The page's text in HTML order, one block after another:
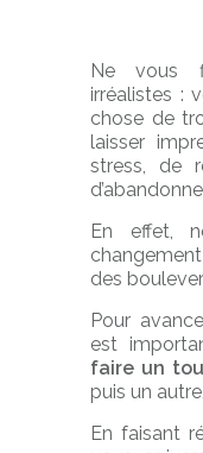
Ne vous
irréalistes :
chose de
laisser
stress, de
En effet,
des
Pour
est
faire un
puis un
En faisant